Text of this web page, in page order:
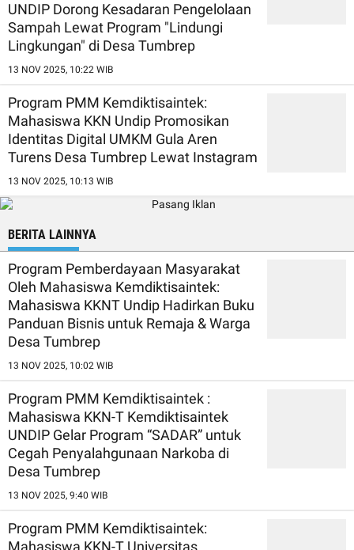
UNDIP Dorong Kesadaran Pengelolaan
Sampah Lewat Program "Lindungi
Lingkungan" di Desa Tumbrep
13 NOV 2025, 10:22 WIB
Program PMM Kemdiktisaintek:
Mahasiswa KKN Undip Promosikan
Identitas Digital UMKM Gula Aren
Turens Desa Tumbrep Lewat Instagram
13 NOV 2025, 10:13 WIB
BERITA LAINNYA
Program Pemberdayaan Masyarakat
Oleh Mahasiswa Kemdiktisaintek:
Mahasiswa KKNT Undip Hadirkan Buku
Panduan Bisnis untuk Remaja & Warga
Desa Tumbrep
13 NOV 2025, 10:02 WIB
Program PMM Kemdiktisaintek :
Mahasiswa KKN-T Kemdiktisaintek
UNDIP Gelar Program “SADAR” untuk
Cegah Penyalahgunaan Narkoba di
Desa Tumbrep
13 NOV 2025, 9:40 WIB
Program PMM Kemdiktisaintek:
Mahasiswa KKN-T Universitas